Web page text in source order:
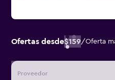
Ofertas desde$159/Oferta
Proveedor